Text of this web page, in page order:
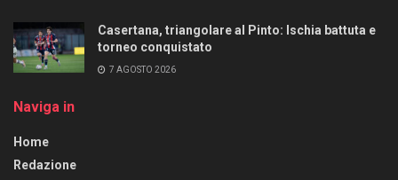
Casertana, triangolare al Pinto: Ischia battuta e
torneo conquistato
7 AGOSTO 2026
Naviga in
Home
Redazione